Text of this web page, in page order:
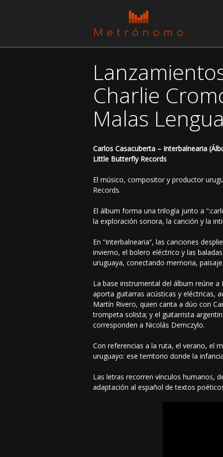
Charlie
Malas
Carlos Casacuberta – Interbalnearia
Little Butterfly Records
El músico, compositor y productor
Records.
El álbum forma una trilogía junto a
la exploración sonora, la canción y la
En “Interbalnearia”, las canciones
invierno, el bolero eléctrico y las
uruguaya, conectando memoria,
La base instrumental del álbum reúne
aporta guitarras acústicas y eléctricas,
Martín Rivero, quien canta a dúo con
trompeta solista; y el guitarrista
corresponden a Nicolás Demczylo.
Con referencias a la ruta, el verano, el
uruguayo: ese territorio donde la
Las letras recorren vínculos humanos,
adaptación al español de textos